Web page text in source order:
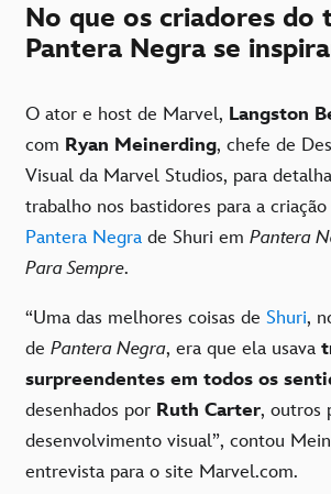
No que os criadores do
Pantera Negra se
O ator e host de Marvel, Langston
com Ryan Meinerding, chefe de
Visual da Marvel Studios, para
trabalho nos bastidores para a
Pantera Negra de Shuri em Pantera
Para Sempre.
“Uma das melhores coisas de Shuri,
de Pantera Negra, era que ela usava
surpreendentes em todos os
desenhados por Ruth Carter, outros
desenvolvimento visual”, contou
entrevista para o site Marvel.com.